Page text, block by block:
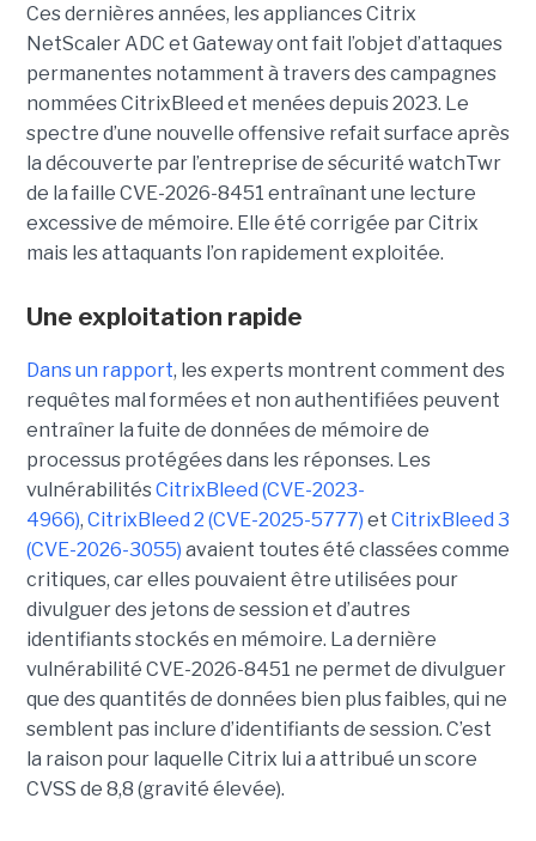
Ces dernières années, les appliances Citrix
NetScaler ADC et Gateway ont fait l’objet d’attaques
permanentes notamment à travers des campagnes
nommées CitrixBleed et menées depuis 2023. Le
spectre d’une nouvelle offensive refait surface après
la découverte par l’entreprise de sécurité watchTwr
de la faille CVE-2026-8451 entraînant une lecture
excessive de mémoire. Elle été corrigée par Citrix
mais les attaquants l’on rapidement exploitée.
Une exploitation rapide
Dans un rapport, les experts montrent comment des
requêtes mal formées et non authentifiées peuvent
entraîner la fuite de données de mémoire de
processus protégées dans les réponses. Les
vulnérabilitésCitrixBleed (CVE-2023-
4966), CitrixBleed 2 (CVE-2025-5777) et CitrixBleed 3
(CVE-2026-3055) avaient toutes été classées comme
critiques, car elles pouvaient être utilisées pour
divulguer des jetons de session et d’autres
identifiants stockés en mémoire. La dernière
vulnérabilité CVE-2026-8451 ne permet de divulguer
que des quantités de données bien plus faibles, qui ne
semblent pas inclure d’identifiants de session. C’est
la raison pour laquelle Citrix lui a attribué un score
CVSS de 8,8 (gravité élevée).